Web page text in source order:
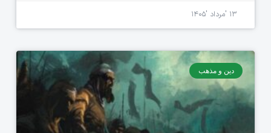
۱۳ 'مرداد '۱۴۰۵
دین و مذهب